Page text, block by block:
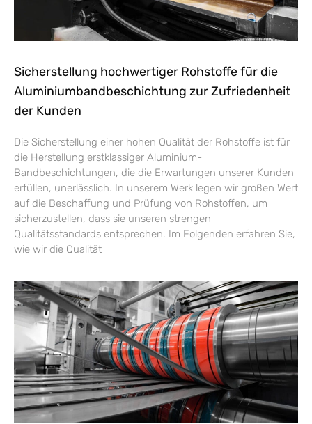
Sicherstellung hochwertiger Rohstoffe für die
Aluminiumbandbeschichtung zur Zufriedenheit
der Kunden
Die Sicherstellung einer hohen Qualität der Rohstoffe ist für
die Herstellung erstklassiger Aluminium-
Bandbeschichtungen, die die Erwartungen unserer Kunden
erfüllen, unerlässlich. In unserem Werk legen wir großen Wert
auf die Beschaffung und Prüfung von Rohstoffen, um
sicherzustellen, dass sie unseren strengen
Qualitätsstandards entsprechen. Im Folgenden erfahren Sie,
wie wir die Qualität